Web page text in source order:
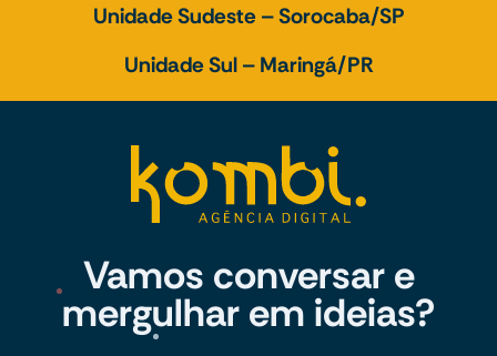
Unidade Sudeste – Sorocaba/SP
Unidade Sul – Maringá/PR
Vamos conversar e
mergulhar em ideias?